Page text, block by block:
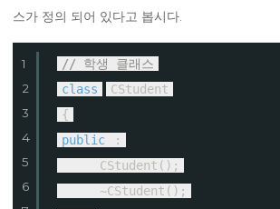
스가 정의 되어 있다고 봅시다.
1
2
3
4
5
6
// 학생 클래스
class
CStudent
{
public
:
CStudent();
~CStudent();